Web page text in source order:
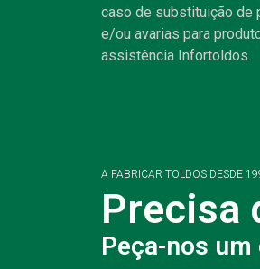
caso de substituição de
e/ou avarias para
assistência Infortoldos.
A FABRICAR TOLDOS DESDE
Precisa
Peça-nos